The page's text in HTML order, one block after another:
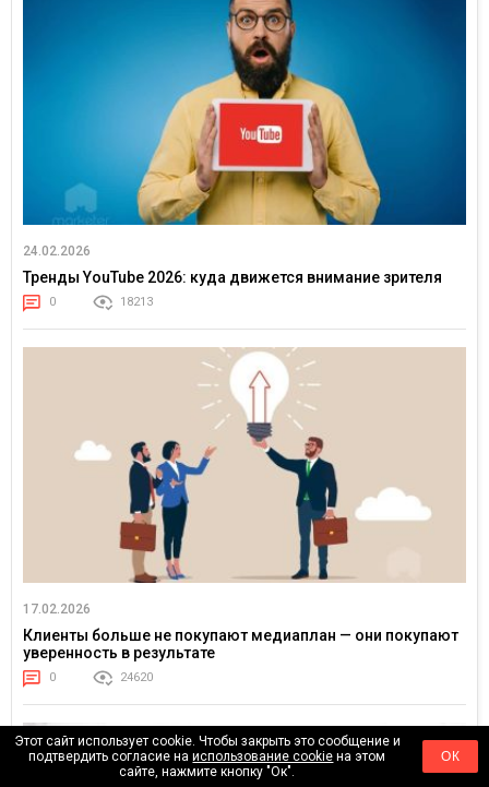
24.02.2026
Тренды YouTube 2026: куда движется внимание зрителя
0 18213
17.02.2026
Клиенты больше не покупают медиаплан — они покупают
уверенность в результате
0 24620
Этот сайт использует cookie. Чтобы закрыть это сообщение и
подтвердить согласие наиспользование cookie на этом
сайте, нажмите кнопку "Ок".
ОК